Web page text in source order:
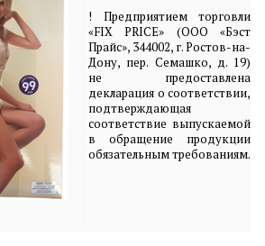
! Предприятием торговли
«FIX PRICE» (ООО «Бэст
Прайс», 344002, г. Ростов-на-
Дону, пер. Семашко, д. 19)
не предоставлена
декларация о соответствии,
подтверждающая
соответствие выпускаемой
в обращение продукции
обязательным требованиям.